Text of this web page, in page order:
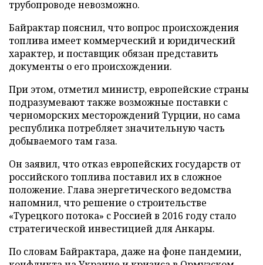
трубопроводе невозможно.
Байрактар пояснил, что вопрос происхождения
топлива имеет коммерческий и юридический
характер, и поставщик обязан представить
документы о его происхождении.
При этом, отметил министр, европейские страны
подразумевают также возможные поставки с
черноморских месторождений Турции, но сама
республика потребляет значительную часть
добываемого там газа.
Он заявил, что отказ европейских государств от
российского топлива поставил их в сложное
положение. Глава энергетического ведомства
напомнил, что решение о строительстве
«Турецкого потока» с Россией в 2016 году стало
стратегической инвестицией для Анкары.
По словам Байрактара, даже на фоне пандемии,